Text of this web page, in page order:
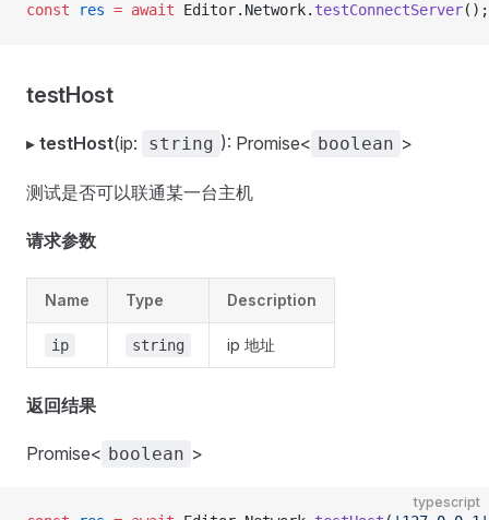
const res = await Editor.Network. testConnectServer
testHost
▸ testHost(ip: string ): Promise< boolean >
测试是否可以联通某一台主机
请求参数
Name Type Description
ip string ip 地址
返回结果
Promise< boolean >
typescript